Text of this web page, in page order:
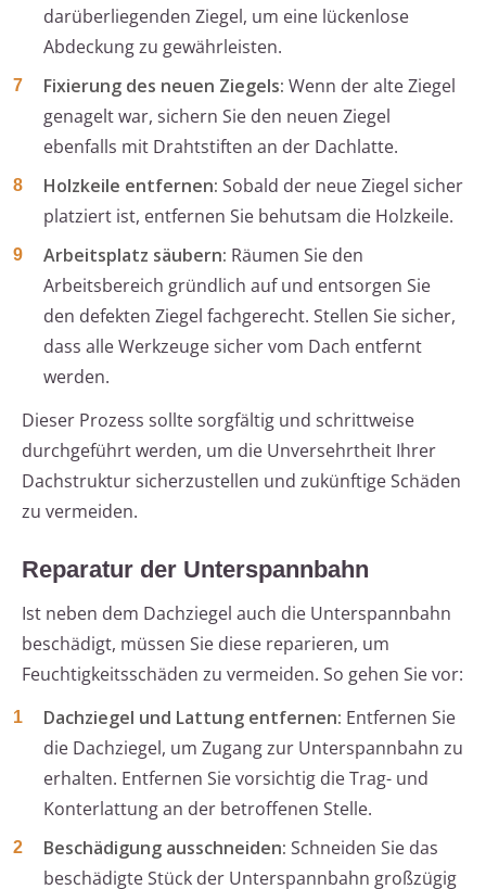
darüberliegenden Ziegel, um eine lückenlose
Abdeckung zu gewährleisten.
Fixierung des neuen Ziegels: Wenn der alte Ziegel
genagelt war, sichern Sie den neuen Ziegel
ebenfalls mit Drahtstiften an der Dachlatte.
Holzkeile entfernen: Sobald der neue Ziegel sicher
platziert ist, entfernen Sie behutsam die Holzkeile.
Arbeitsplatz säubern: Räumen Sie den
Arbeitsbereich gründlich auf und entsorgen Sie
den defekten Ziegel fachgerecht. Stellen Sie sicher,
dass alle Werkzeuge sicher vom Dach entfernt
werden.
Dieser Prozess sollte sorgfältig und schrittweise
durchgeführt werden, um die Unversehrtheit Ihrer
Dachstruktur sicherzustellen und zukünftige Schäden
zu vermeiden.
Reparatur der Unterspannbahn
Ist neben dem Dachziegel auch die Unterspannbahn
beschädigt, müssen Sie diese reparieren, um
Feuchtigkeitsschäden zu vermeiden. So gehen Sie vor:
Dachziegel und Lattung entfernen: Entfernen Sie
die Dachziegel, um Zugang zur Unterspannbahn zu
erhalten. Entfernen Sie vorsichtig die Trag- und
Konterlattung an der betroffenen Stelle.
Beschädigung ausschneiden: Schneiden Sie das
beschädigte Stück der Unterspannbahn großzügig